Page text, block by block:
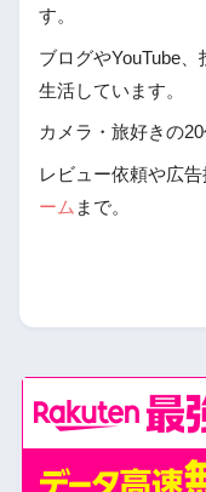
す。
ブログやYouTube
生活しています。
カメラ・旅好きの
レビュー依頼や広
ーム まで。